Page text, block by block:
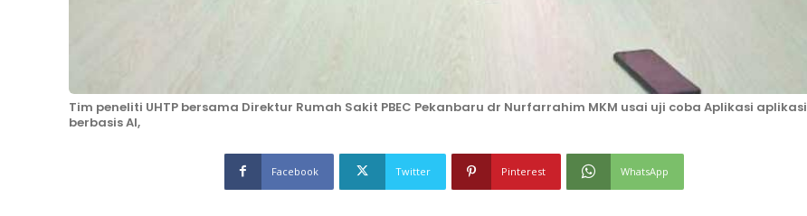
Tim peneliti UHTP bersama Direktur Rumah Sakit PBEC Pekanbaru dr Nurfarrahim MKM usai uji coba Aplikasi aplikasi
berbasis AI,
Facebook Twitter Pinterest WhatsApp